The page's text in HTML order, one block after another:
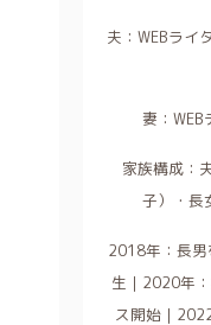
夫：WEBライ
妻：WEB
家族構成：
子）・長
2018年：長
生｜2020年
ス開始｜